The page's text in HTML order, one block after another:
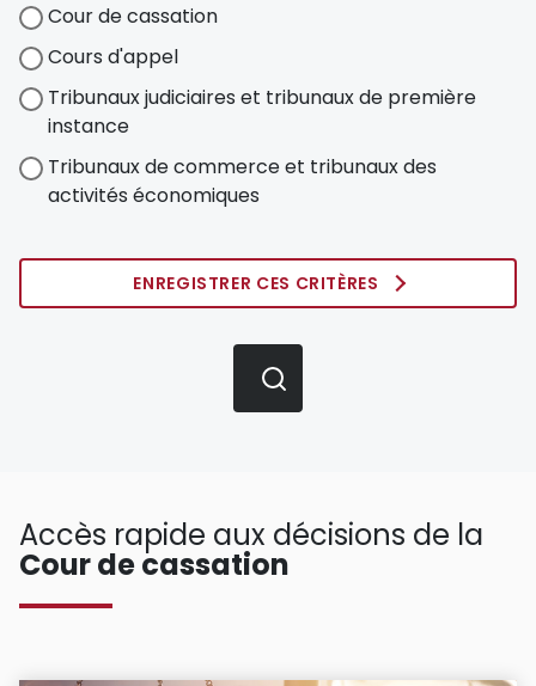
Cour de cassation
Cours d'appel
Tribunaux judiciaires et tribunaux de première
instance
Tribunaux de commerce et tribunaux des
activités économiques
ENREGISTRER CES CRITÈRES
Accès rapide aux décisions de la
Cour de cassation